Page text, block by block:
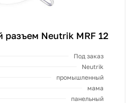
Neutrik MRF 12
Под заказ
Neutrik
промышленный
мама
панельный